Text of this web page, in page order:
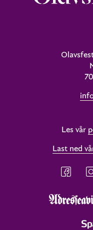
Les vår
Last ned